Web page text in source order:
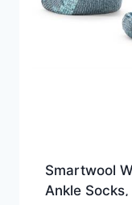
Smartwool
Ankle